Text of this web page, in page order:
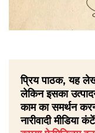
प्रिय पाठक, यह
लेकिन इसका
काम का समर्थन
नारीवादी